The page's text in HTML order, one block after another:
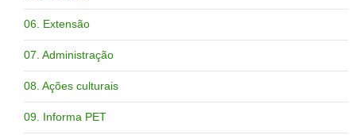
06. Extensão
07. Administração
08. Ações culturais
09. Informa PET